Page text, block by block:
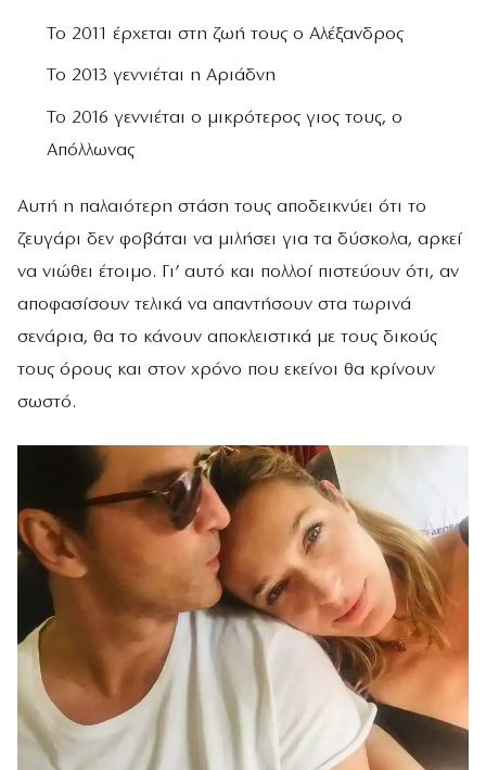
Το 2011 έρχεται στη ζωή τους ο Αλέξανδρος
Το 2013 γεννιέται η Αριάδνη
Το 2016 γεννιέται ο μικρότερος γιος τους, ο
Απόλλωνας
Αυτή η παλαιότερη στάση τους αποδεικνύει ότι το
ζευγάρι δεν φοβάται να μιλήσει για τα δύσκολα, αρκεί
να νιώθει έτοιμο. Γι’ αυτό και πολλοί πιστεύουν ότι, αν
αποφασίσουν τελικά να απαντήσουν στα τωρινά
σενάρια, θα το κάνουν αποκλειστικά με τους δικούς
τους όρους και στον χρόνο που εκείνοι θα κρίνουν
σωστό.